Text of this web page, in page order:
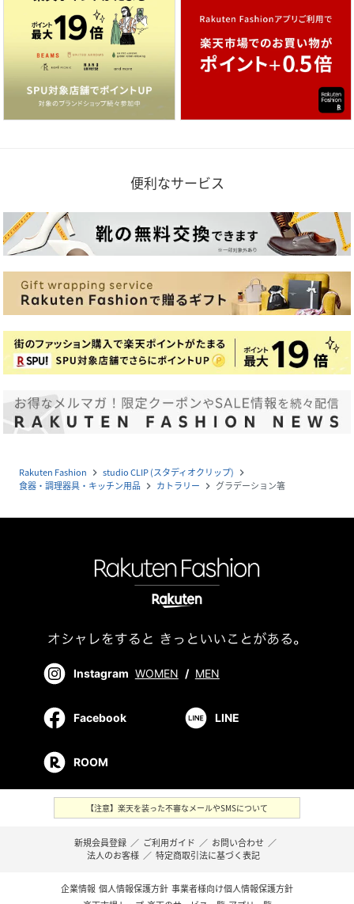
便利なサービス
Rakuten Fashion navigate_next studio CLIP (スタディオクリップ) navigate_next
食器・調理器具・キッチン用品 navigate_next カトラリー navigate_next グラデーション箸
Instagram WOMEN / MEN
Facebook LINE
ROOM
【注意】楽天を装った不審なメールやSMSについて
新規会員登録 ／ ご利用ガイド ／ お問い合わせ ／
法人のお客様 ／ 特定商取引法に基づく表記
企業情報 個人情報保護方針 事業者様向け個人情報保護方針